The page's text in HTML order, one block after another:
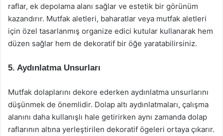
raflar, ek depolama alanı sağlar ve estetik bir görünüm
kazandırır. Mutfak aletleri, baharatlar veya mutfak aletleri
için özel tasarlanmış organize edici kutular kullanarak hem
düzen sağlar hem de dekoratif bir öğe yaratabilirsiniz.
5. Aydınlatma Unsurları
Mutfak dolaplarını dekore ederken aydınlatma unsurlarını
düşünmek de önemlidir. Dolap altı aydınlatmaları, çalışma
alanını daha kullanışlı hale getirirken aynı zamanda dolap
raflarının altına yerleştirilen dekoratif ögeleri ortaya çıkarır.